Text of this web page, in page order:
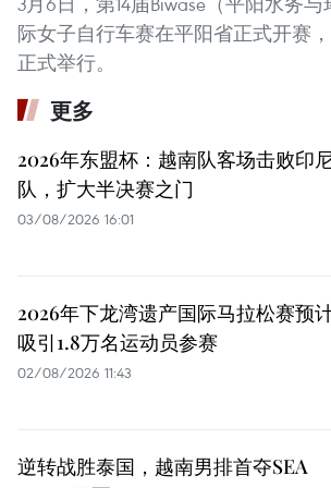
际女子自行车赛在平阳省正式开赛
正式举行。
更多
2026年东盟杯：越南队客场击败印
队，扩大半决赛之门
03/08/2026 16:01
2026年下龙湾遗产国际马拉松赛预
吸引1.8万名运动员参赛
02/08/2026 11:43
逆转战胜泰国，越南男排首夺SEA